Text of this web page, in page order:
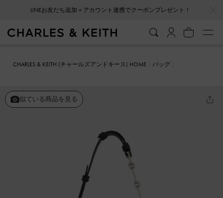
CHARLES & KEITH (チャールズアンドキース) HOME
バッグ
似ている商品を見る